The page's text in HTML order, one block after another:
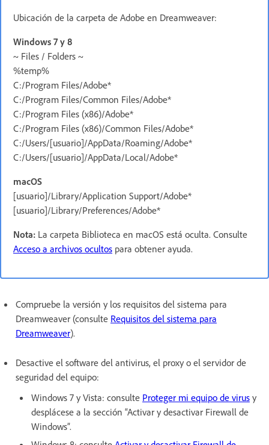
Ubicación de la carpeta de Adobe en Dreamweaver:
Windows 7 y 8
~ Files / Folders ~
%temp%
C:/Program Files/Adobe*
C:/Program Files/Common Files/Adobe*
C:/Program Files (x86)/Adobe*
C:/Program Files (x86)/Common Files/Adobe*
C:/Users/[usuario]/AppData/Roaming/Adobe*
C:/Users/[usuario]/AppData/Local/Adobe*
macOS
[usuario]/Library/Application Support/Adobe*
[usuario]/Library/Preferences/Adobe*
Nota: La carpeta Biblioteca en macOS está oculta. Consulte
Acceso a archivos ocultos para obtener ayuda.
Compruebe la versión y los requisitos del sistema para
Dreamweaver (consulte Requisitos del sistema para
Dreamweaver).
Desactive el software del antivirus, el proxy o el servidor de
seguridad del equipo:
Windows 7 y Vista: consulte Proteger mi equipo de virus y
desplácese a la sección “Activar y desactivar Firewall de
Windows”.